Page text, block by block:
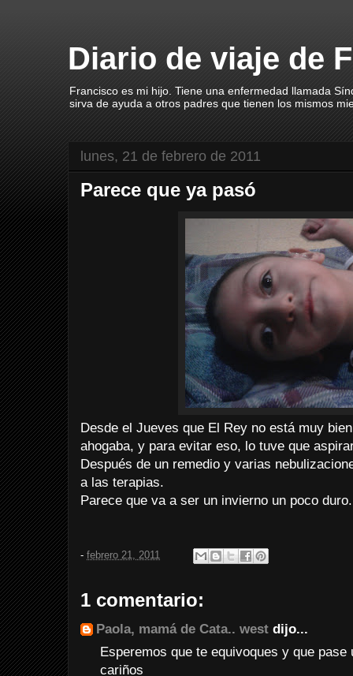
Diario de viaje de
Francisco es mi hijo. Tiene una enfermedad llamada
sirva de ayuda a otros padres que tienen los mismos
lunes, 21 de febrero de 2011
Parece que ya pasó
Desde el Jueves que El Rey no está muy
ahogaba, y para evitar eso, lo tuve que
Después de un remedio y varias
a las terapias.
Parece que va a ser un invierno un poco
- febrero 21, 2011
1 comentario:
Paola, mamá de Cata.. west dijo...
Esperemos que te equivoques y que
cariños